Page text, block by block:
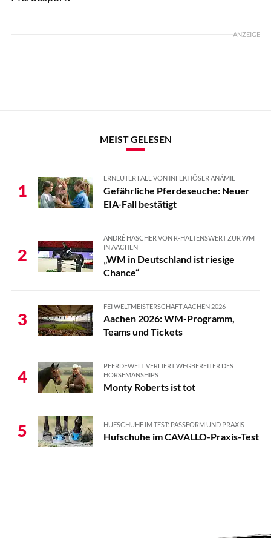
ANZEIGE
MEIST GELESEN
1
ERNEUTER FALL VON INFEKTIÖSER ANÄMIE
Gefährliche Pferdeseuche: Neuer
EIA-Fall bestätigt
2
ANDRÉ HASCHER VON R-HALTENSWERT ZUR WM
IN AACHEN
„WM in Deutschland ist riesige
Chance“
3
FEI WELTMEISTERSCHAFT AACHEN 2026
Aachen 2026: WM-Programm,
Teams und Tickets
4
PFERDEWELT VERLIERT WEGBEREITER DES
HORSEMANSHIPS
Monty Roberts ist tot
5 HUFSCHUHE IM TEST: PASSFORM UND PRAXIS
Hufschuhe im CAVALLO-Praxis-Test